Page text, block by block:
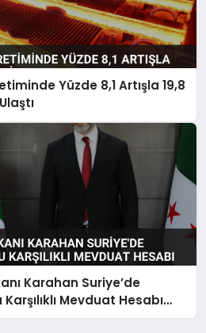
Yüzde 8,1 Artışla 19,8
Karahan Suriye’de
Mevduat Hesabı